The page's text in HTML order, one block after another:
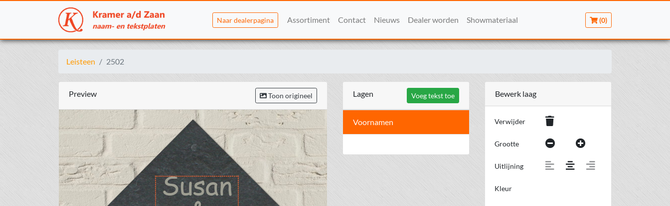
Naar dealerpagina Assortiment Contact Nieuws Dealer worden Showmateriaal (0)
Leisteen 2502
Preview Toon origineel Lagen Voeg tekst toe
Voornamen
Bewerk laag
Verwijder
Grootte
Uitlijning
Kleur